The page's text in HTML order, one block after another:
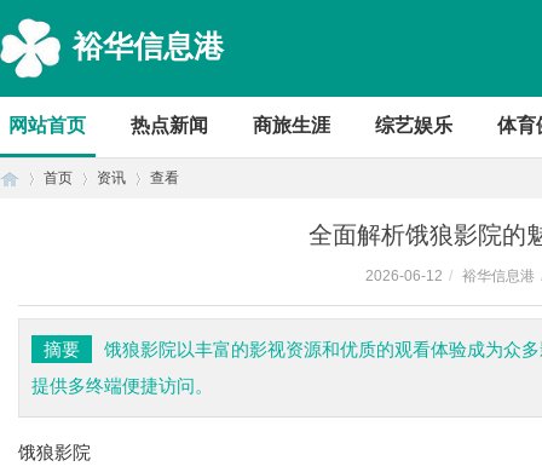
裕华信息港
网站首页 热点新闻 商旅生涯 综艺娱乐 体育
首页 资讯 查看
全面解析饿狼影院的
2026-06-12 / 裕华信息港
摘要
饿狼影院以丰富的影视资源和优质的观看体验成为众
提供多终端便捷访问。
饿狼影院